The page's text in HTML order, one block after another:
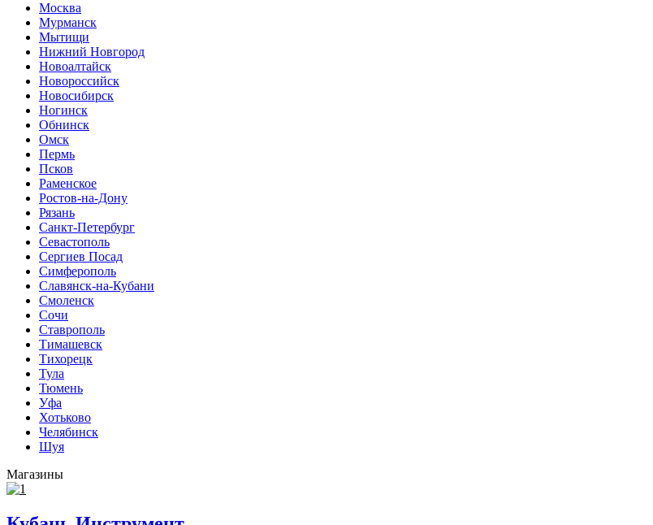
Москва
Мурманск
Мытищи
Нижний Новгород
Новоалтайск
Новороссийск
Новосибирск
Ногинск
Обнинск
Омск
Пермь
Псков
Раменское
Ростов-на-Дону
Рязань
Санкт-Петербург
Севастополь
Сергиев Посад
Симферополь
Славянск-на-Кубани
Смоленск
Сочи
Ставрополь
Тимашевск
Тихорецк
Тула
Тюмень
Уфа
Хотьково
Челябинск
Шуя
Магазины